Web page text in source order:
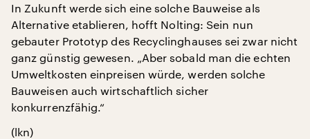
In Zukunft werde sich eine solche Bauweise als
Alternative etablieren, hofft Nolting: Sein nun
gebauter Prototyp des Recyclinghauses sei zwar nicht
ganz günstig gewesen. „Aber sobald man die echten
Umweltkosten einpreisen würde, werden solche
Bauweisen auch wirtschaftlich sicher
konkurrenzfähig.“
(lkn)